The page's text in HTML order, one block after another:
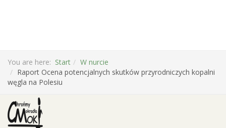
You are here: Start
W nurcie
Raport Ocena potencjalnych skutków przyrodniczych kopalni
węgla na Polesiu